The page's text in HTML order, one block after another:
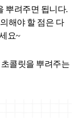
뿌려주면 됩니다.
해야 할 점은 다
요~
콜릿을 뿌려주는